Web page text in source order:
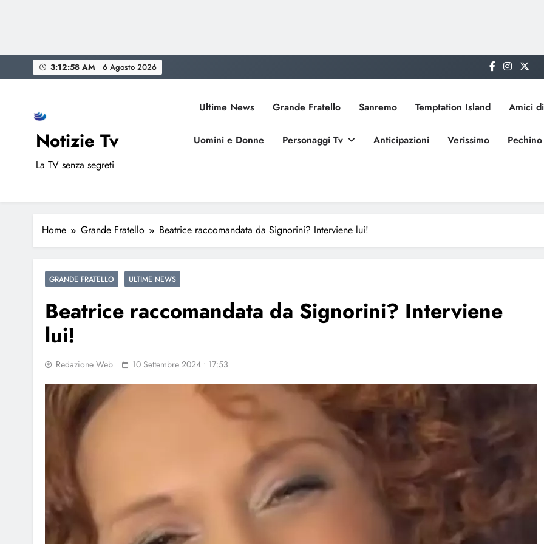
to
3:12:59 AM 6 Agosto 2026
Notizie Tv
La TV senza segreti
Ultime News Grande Fratello Sanremo Temptation Island Amici
Uomini e Donne Personaggi Tv Anticipazioni Verissimo
Home Grande Fratello Beatrice raccomandata da Signorini? Interviene lui!
GRANDE FRATELLO ULTIME NEWS
Beatrice raccomandata da Signorini? Interviene
lui!
Redazione Web 10 Settembre 2024 • 17:53